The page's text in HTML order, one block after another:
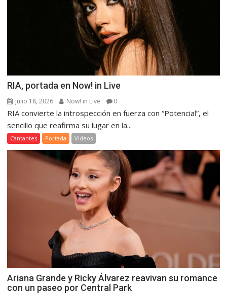
RIA, portada en Now! in Live
julio 18, 2026 Now! in Live 0
RIA convierte la introspección en fuerza con “Potencial”, el
sencillo que reafirma su lugar en la...
Cantantes Portada Videos
Ariana Grande y Ricky Álvarez reavivan su romance
con un paseo por Central Park